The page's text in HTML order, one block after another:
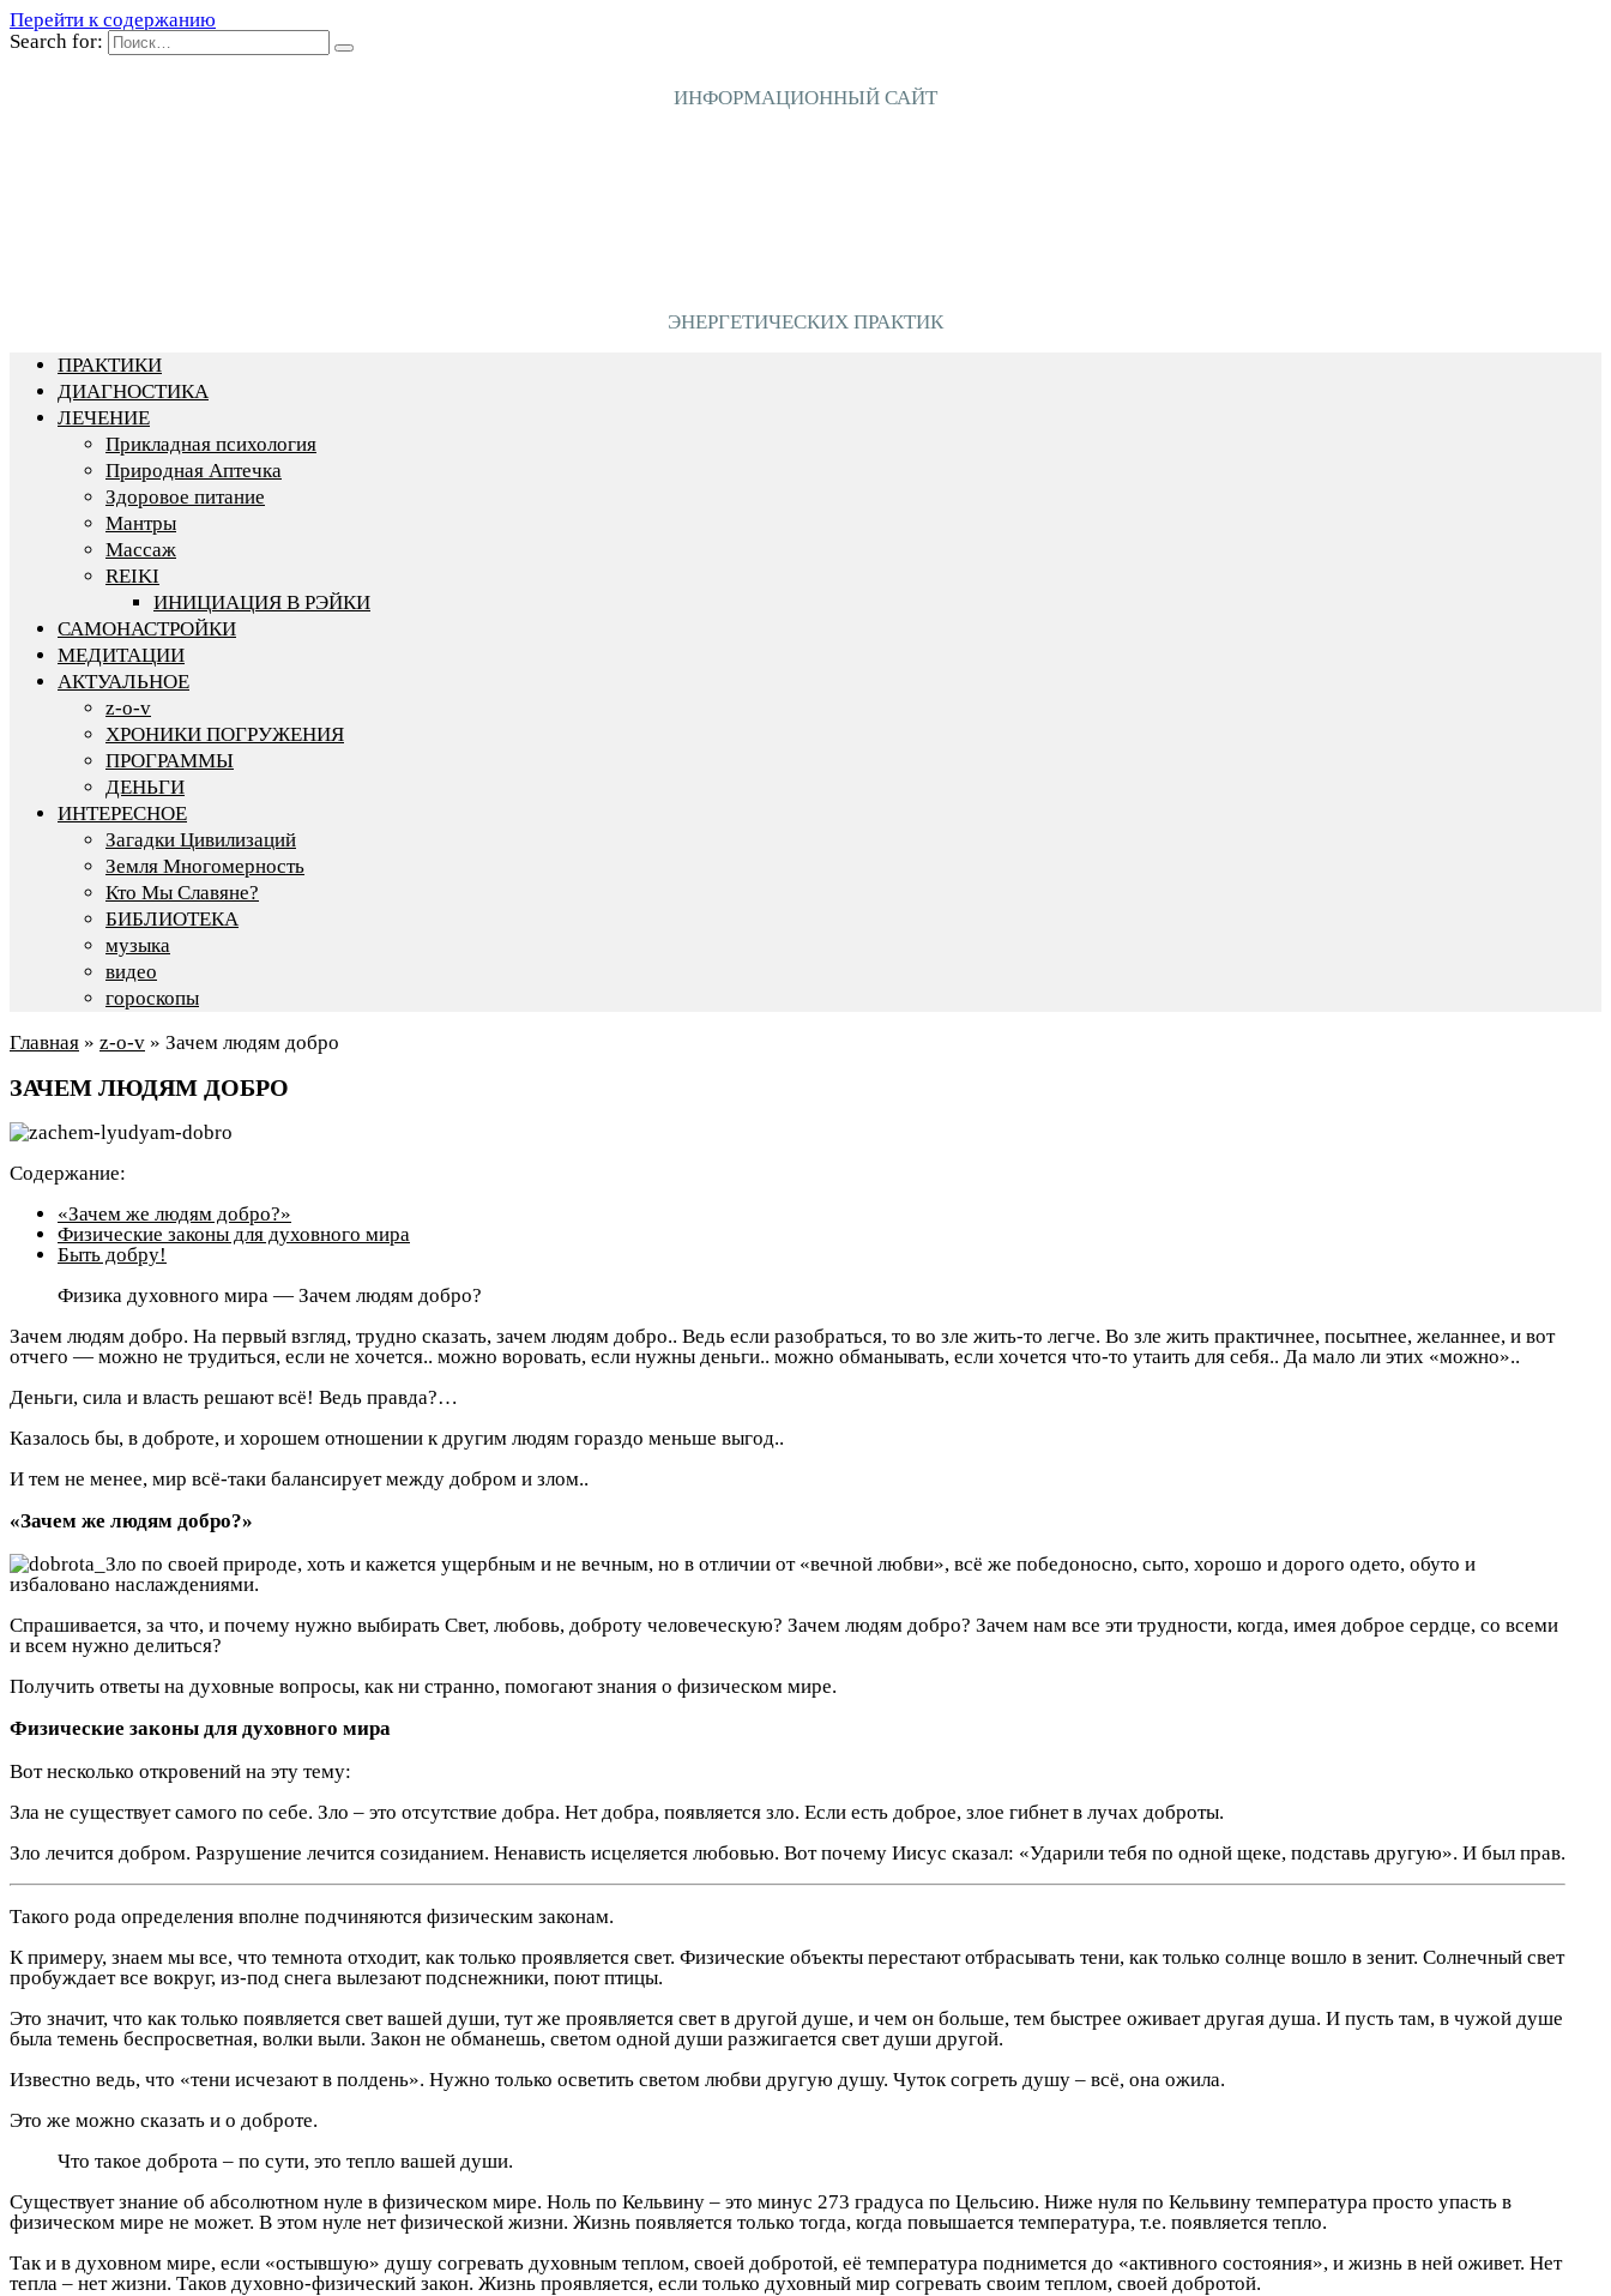
Перейти к содержанию
Search for:
ИНФОРМАЦИОННЫЙ САЙТ
ЭНЕРГЕТИЧЕСКИХ ПРАКТИК
ПРАКТИКИ
ДИАГНОСТИКА
ЛЕЧЕНИЕ
Прикладная психология
Природная Аптечка
Здоровое питание
Мантры
Массаж
REIKI
ИНИЦИАЦИЯ В РЭЙКИ
САМОНАСТРОЙКИ
МЕДИТАЦИИ
АКТУАЛЬНОЕ
z-o-v
ХРОНИКИ ПОГРУЖЕНИЯ
ПРОГРАММЫ
ДЕНЬГИ
ИНТЕРЕСНОЕ
Загадки Цивилизаций
Земля Многомерность
Кто Мы Славяне?
БИБЛИОТЕКА
музыка
видео
гороскопы
Главная » z-o-v » Зачем людям добро
ЗАЧЕМ ЛЮДЯМ ДОБРО
Содержание:
«Зачем же людям добро?»
Физические законы для духовного мира
Быть добру!
Физика духовного мира — Зачем людям добро?
Зачем людям добро. На первый взгляд, трудно сказать, зачем людям добро.. Ведь если разобраться, то во зле жить-то легче. Во зле жить практичнее, посытнее, желаннее, и вот
отчего — можно не трудиться, если не хочется.. можно воровать, если нужны деньги.. можно обманывать, если хочется что-то утаить для себя.. Да мало ли этих «можно»..
Деньги, сила и власть решают всё! Ведь правда?…
Казалось бы, в доброте, и хорошем отношении к другим людям гораздо меньше выгод..
И тем не менее, мир всё-таки балансирует между добром и злом..
«Зачем же людям добро?»
Зло по своей природе, хоть и кажется ущербным и не вечным, но в отличии от «вечной любви», всё же победоносно, сыто, хорошо и дорого одето, обуто и
избаловано наслаждениями.
Спрашивается, за что, и почему нужно выбирать Свет, любовь, доброту человеческую? Зачем людям добро? Зачем нам все эти трудности, когда, имея доброе сердце, со всеми
и всем нужно делиться?
Получить ответы на духовные вопросы, как ни странно, помогают знания о физическом мире.
Физические законы для духовного мира
Вот несколько откровений на эту тему:
Зла не существует самого по себе. Зло – это отсутствие добра. Нет добра, появляется зло. Если есть доброе, злое гибнет в лучах доброты.
Зло лечится добром. Разрушение лечится созиданием. Ненависть исцеляется любовью. Вот почему Иисус сказал: «Ударили тебя по одной щеке, подставь другую». И был прав.
Такого рода определения вполне подчиняются физическим законам.
К примеру, знаем мы все, что темнота отходит, как только проявляется свет. Физические объекты перестают отбрасывать тени, как только солнце вошло в зенит. Солнечный свет
пробуждает все вокруг, из-под снега вылезают подснежники, поют птицы.
Это значит, что как только появляется свет вашей души, тут же проявляется свет в другой душе, и чем он больше, тем быстрее оживает другая душа. И пусть там, в чужой душе
была темень беспросветная, волки выли. Закон не обманешь, светом одной души разжигается свет души другой.
Известно ведь, что «тени исчезают в полдень». Нужно только осветить светом любви другую душу. Чуток согреть душу – всё, она ожила.
Это же можно сказать и о доброте.
Что такое доброта – по сути, это тепло вашей души.
Существует знание об абсолютном нуле в физическом мире. Ноль по Кельвину – это минус 273 градуса по Цельсию. Ниже нуля по Кельвину температура просто упасть в
физическом мире не может. В этом нуле нет физической жизни. Жизнь появляется только тогда, когда повышается температура, т.е. появляется тепло.
Так и в духовном мире, если «остывшую» душу согревать духовным теплом, своей добротой, её температура поднимется до «активного состояния», и жизнь в ней оживет. Нет
тепла – нет жизни. Таков духовно-физический закон. Жизнь проявляется, если только духовный мир согревать своим теплом, своей добротой.